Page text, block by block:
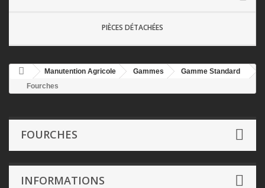
PIÈCES DÉTACHÉES
Manutention Agricole Gammes
Gamme Standard
Fourches
FOURCHES
INFORMATIONS